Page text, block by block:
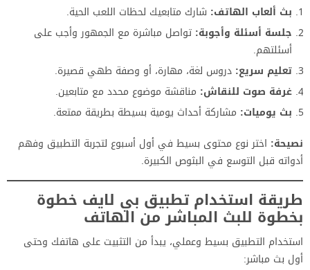
بث ألعاب الهاتف: شارك متابعيك لحظات اللعب الحية.
جلسة أسئلة وأجوبة: تواصل مباشرة مع الجمهور وأجب على
أسئلتهم.
تعليم سريع: دروس لغة، مهارة، أو وصفة طهي قصيرة.
غرفة صوت للنقاش: مناقشة موضوع محدد مع متابعين.
بث يوميات: مشاركة أحداث يومية بسيطة بطريقة ممتعة.
نصيحة: اختر نوع محتوى بسيط في أول أسبوع لتجربة التطبيق وفهم
أدواته قبل التوسع في البثوص الكبيرة.
طريقة استخدام تطبيق بي لايف خطوة
بخطوة للبث المباشر من الهاتف
استخدام التطبيق بسيط وعملي، يبدأ من التثبيت على هاتفك وحتى
أول بث مباشر: